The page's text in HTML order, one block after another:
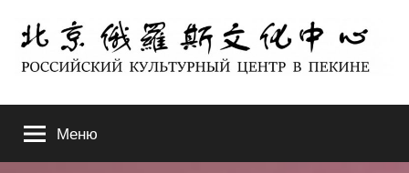
содержимому
北
京
ЦЕНТР
В
Меню